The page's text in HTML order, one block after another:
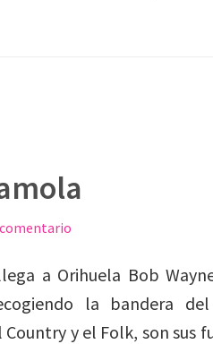
a Orihuela Bob
la bandera
y el Folk, son sus